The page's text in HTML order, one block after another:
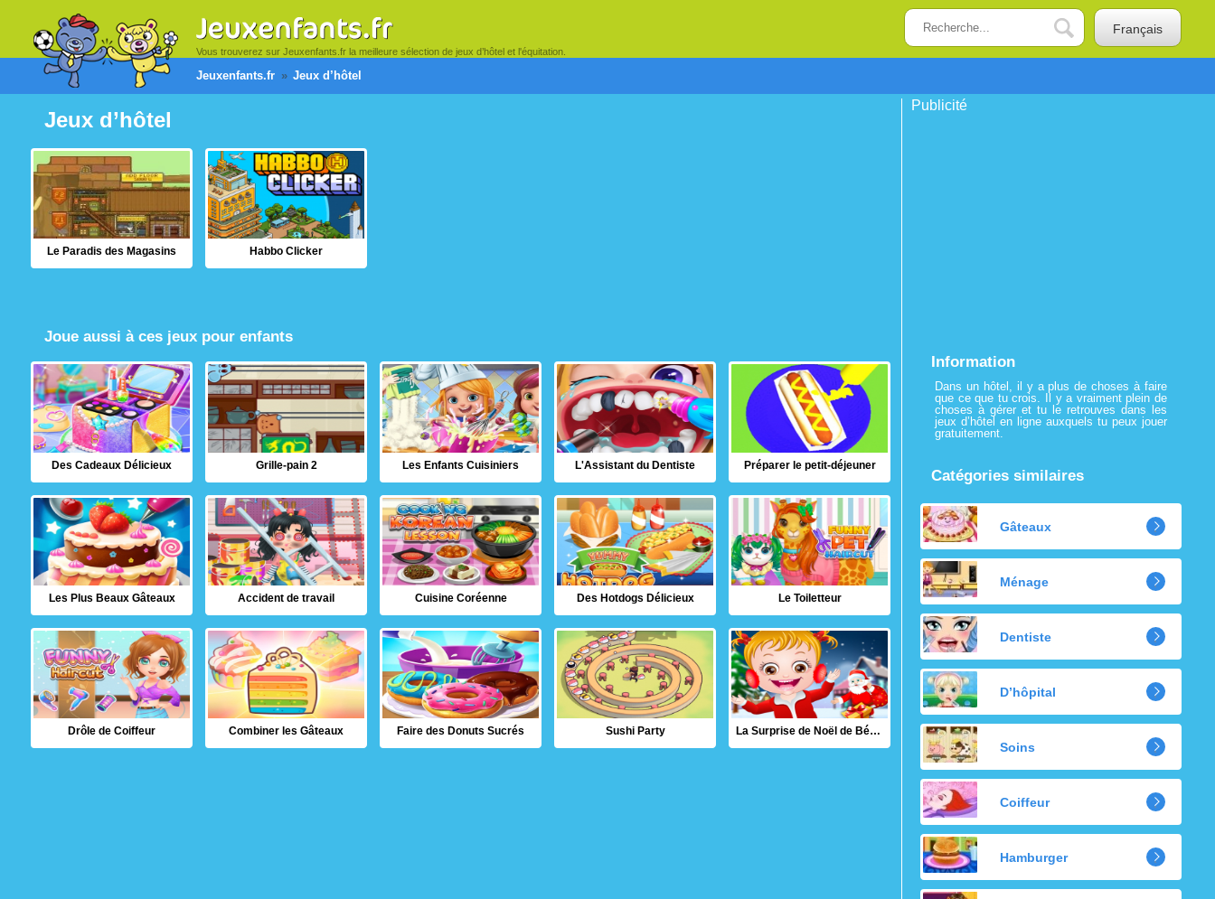
Vous trouverez sur Jeuxenfants.fr la meilleure sélection de jeux d’hôtel et l'équitation.
Français
Jeuxenfants.fr Jeux d’hôtel
Jeux d’hôtel
Publicité
Information
Dans un hôtel, il y a plus de choses à faire
que ce que tu crois. Il y a vraiment plein de
choses à gérer et tu le retrouves dans les
jeux d’hôtel en ligne auxquels tu peux jouer
gratuitement.
Catégories similaires
Gâteaux
Ménage
Dentiste
D’hôpital
Soins
Coiffeur
Hamburger
Le Paradis des Magasins Habbo Clicker
Joue aussi à ces jeux pour enfants
Des Cadeaux Délicieux Grille-pain 2 Les Enfants Cuisiniers L'Assistant du Dentiste Préparer le petit-déjeuner
Les Plus Beaux Gâteaux Accident de travail Cuisine Coréenne Des Hotdogs Délicieux Le Toiletteur
Drôle de Coiffeur Combiner les Gâteaux Faire des Donuts Sucrés Sushi Party La Surprise de Noël de Bébé Hazel